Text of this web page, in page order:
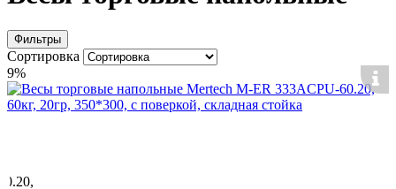
Фильтры
Сортировка
9%